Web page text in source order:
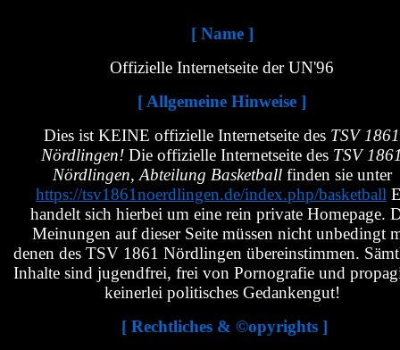
[ Name ]
Offizielle Internetseite der UN'96
[ Allgemeine Hinweise ]
Dies ist KEINE offizielle Internetseite des TSV 1861
Nördlingen! Die offizielle Internetseite des TSV
Nördlingen, Abteilung Basketball finden sie unter
https://tsv1861noerdlingen.de/index.php/basketball
handelt sich hierbei um eine rein private Homepage.
Meinungen auf dieser Seite müssen nicht unbedingt
denen des TSV 1861 Nördlingen übereinstimmen.
Inhalte sind jugendfrei, frei von Pornografie und
keinerlei politisches Gedankengut!
[ Rechtliches & ©opyrights ]